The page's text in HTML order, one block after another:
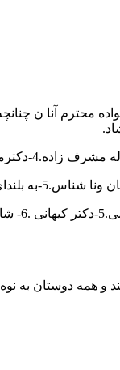
محترم آنا ن
و همه دوستان